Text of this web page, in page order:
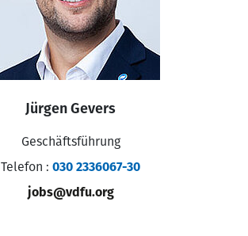
Jürgen Gevers
Geschäftsführung
Telefon : 030 2336067-30
jobs@vdfu.org